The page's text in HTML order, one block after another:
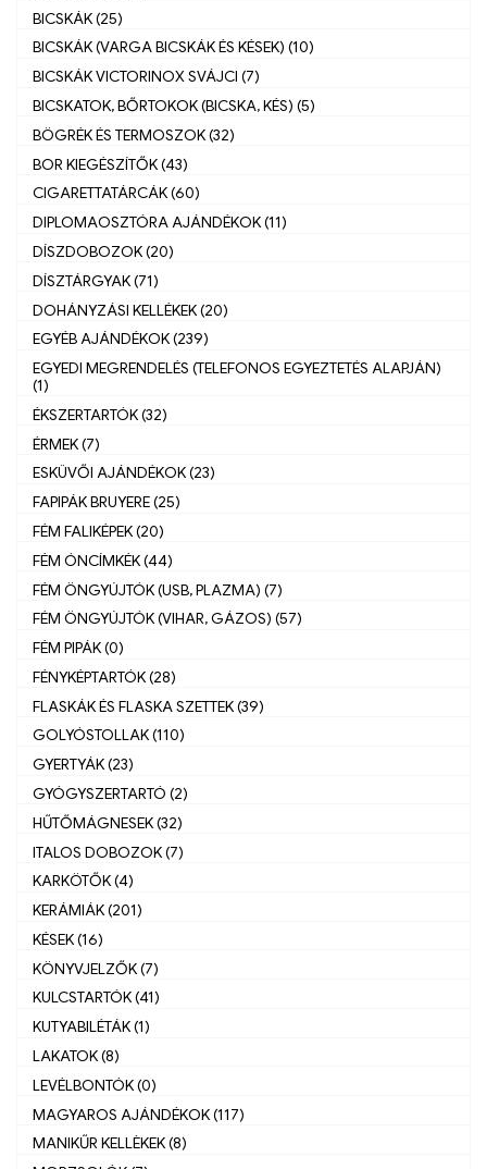
BICSKÁK (25)
BICSKÁK (VARGA BICSKÁK ÉS KÉSEK) (10)
BICSKÁK VICTORINOX SVÁJCI (7)
BICSKATOK, BŐRTOKOK (BICSKA, KÉS) (5)
BÖGRÉK ÉS TERMOSZOK (32)
BOR KIEGÉSZÍTŐK (43)
CIGARETTATÁRCÁK (60)
DIPLOMAOSZTÓRA AJÁNDÉKOK (11)
DÍSZDOBOZOK (20)
DÍSZTÁRGYAK (71)
DOHÁNYZÁSI KELLÉKEK (20)
EGYÉB AJÁNDÉKOK (239)
EGYEDI MEGRENDELÉS (TELEFONOS EGYEZTETÉS ALAPJÁN)
(1)
ÉKSZERTARTÓK (32)
ÉRMEK (7)
ESKÜVŐI AJÁNDÉKOK (23)
FAPIPÁK BRUYERE (25)
FÉM FALIKÉPEK (20)
FÉM ÓNCÍMKÉK (44)
FÉM ÖNGYÚJTÓK (USB, PLAZMA) (7)
FÉM ÖNGYÚJTÓK (VIHAR, GÁZOS) (57)
FÉM PIPÁK (0)
FÉNYKÉPTARTÓK (28)
FLASKÁK ÉS FLASKA SZETTEK (39)
GOLYÓSTOLLAK (110)
GYERTYÁK (23)
GYÓGYSZERTARTÓ (2)
HŰTŐMÁGNESEK (32)
ITALOS DOBOZOK (7)
KARKÖTŐK (4)
KERÁMIÁK (201)
KÉSEK (16)
KÖNYVJELZŐK (7)
KULCSTARTÓK (41)
KUTYABILÉTÁK (1)
LAKATOK (8)
LEVÉLBONTÓK (0)
MAGYAROS AJÁNDÉKOK (117)
MANIKŰR KELLÈKEK (8)